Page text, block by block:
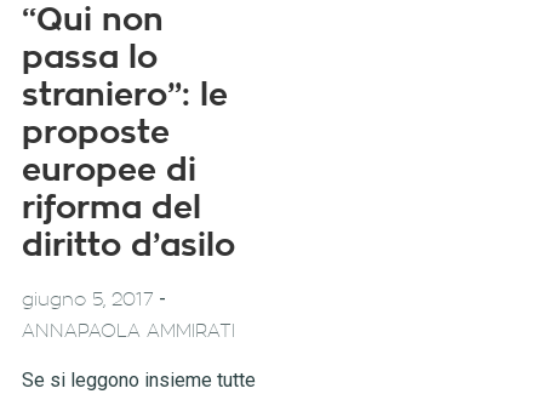
“Qui non
passa lo
straniero”: le
proposte
europee di
riforma del
diritto d’asilo
giugno 5, 2017 -
ANNAPAOLA AMMIRATI
Se si leggono insieme tutte